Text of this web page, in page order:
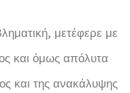
μετέφερε με
και όμως απόλυτα
και της ανακάλυψης